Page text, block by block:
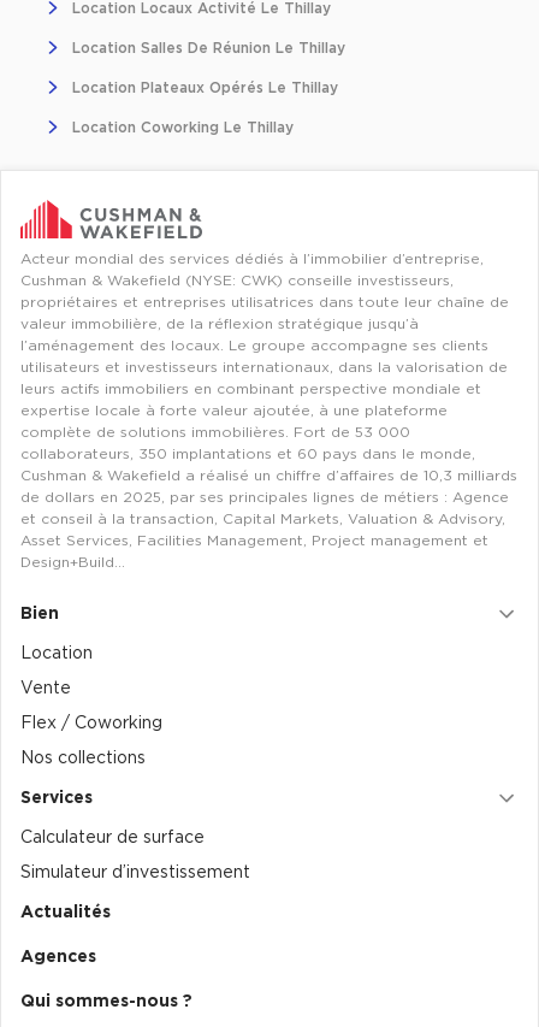
Location Locaux Activité Le Thillay
Location Salles De Réunion Le Thillay
Location Plateaux Opérés Le Thillay
Location Coworking Le Thillay
Acteur mondial des services dédiés à l’immobilier d’entreprise,
Cushman & Wakefield (NYSE: CWK) conseille investisseurs,
propriétaires et entreprises utilisatrices dans toute leur chaîne de
valeur immobilière, de la réflexion stratégique jusqu’à
l’aménagement des locaux. Le groupe accompagne ses clients
utilisateurs et investisseurs internationaux, dans la valorisation de
leurs actifs immobiliers en combinant perspective mondiale et
expertise locale à forte valeur ajoutée, à une plateforme
complète de solutions immobilières. Fort de 53 000
collaborateurs, 350 implantations et 60 pays dans le monde,
Cushman & Wakefield a réalisé un chiffre d’affaires de 10,3 milliards
de dollars en 2025, par ses principales lignes de métiers : Agence
et conseil à la transaction, Capital Markets, Valuation & Advisory,
Asset Services, Facilities Management, Project management et
Design+Build…
Bien
Location
Vente
Flex / Coworking
Nos collections
Services
Calculateur de surface
Simulateur d’investissement
Actualités
Agences
Qui sommes-nous ?